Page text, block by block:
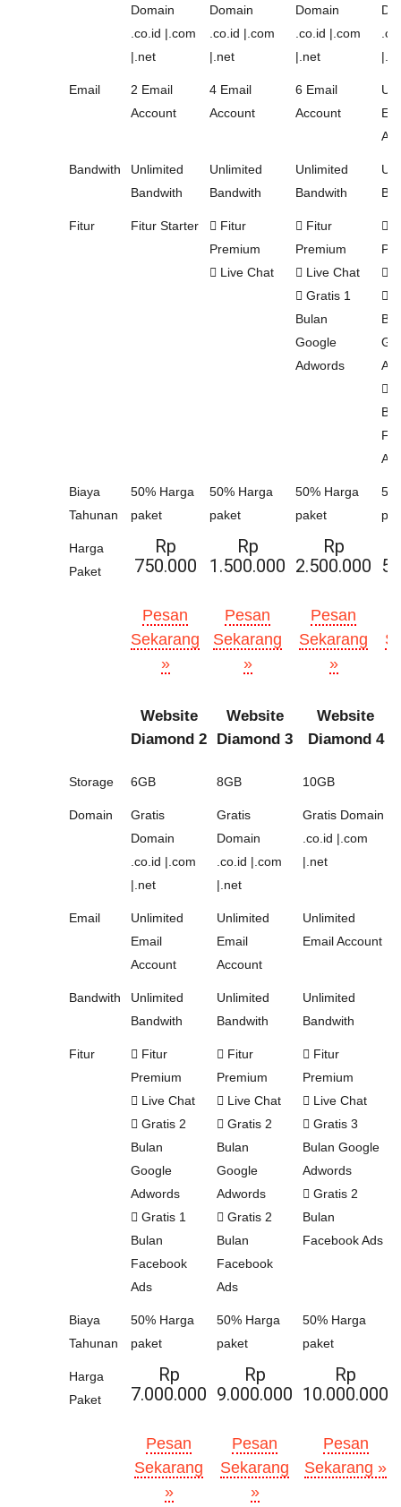
Domain
.co.id |.com
|.net
Domain
.co.id |.com
|.net
Domain
.co.id |.com
|.net
Email
2 Email
Account
4 Email
Account
6 Email
Account
Bandwith
Unlimited
Bandwith
Unlimited
Bandwith
Unlimited
Bandwith
Fitur Fitur Starter
Fitur
Premium
Live Chat
Fitur
Premium
Live Chat
Gratis 1
Bulan
Google
Adwords
Biaya
Tahunan
50% Harga
paket
50% Harga
paket
50% Harga
paket
Harga
Paket
Rp
750.000
Rp
1.500.000
Rp
2.500.000
Pesan
Sekarang
»
Pesan
Sekarang
»
Pesan
Sekarang
»
Website
Diamond 2
Website
Diamond 3
Website
Diamond 4
Storage 6GB 8GB 10GB
Domain
Gratis
Domain
.co.id |.com
|.net
Gratis
Domain
.co.id |.com
|.net
Gratis Domain
.co.id |.com
|.net
Email
Unlimited
Email
Account
Unlimited
Email
Account
Unlimited
Email Account
Bandwith
Unlimited
Bandwith
Unlimited
Bandwith
Unlimited
Bandwith
Fitur
Fitur
Premium
Live Chat
Gratis 2
Bulan
Google
Adwords
Gratis 1
Bulan
Facebook
Ads
Fitur
Premium
Live Chat
Gratis 2
Bulan
Google
Adwords
Gratis 2
Bulan
Facebook
Ads
Fitur
Premium
Live Chat
Gratis 3
Bulan Google
Adwords
Gratis 2
Bulan
Facebook Ads
Biaya
Tahunan
50% Harga
paket
50% Harga
paket
50% Harga
paket
Harga
Paket
Rp
7.000.000
Rp
9.000.000
Rp
10.000.000
Pesan
Sekarang
»
Pesan
Sekarang
»
Pesan
Sekarang »